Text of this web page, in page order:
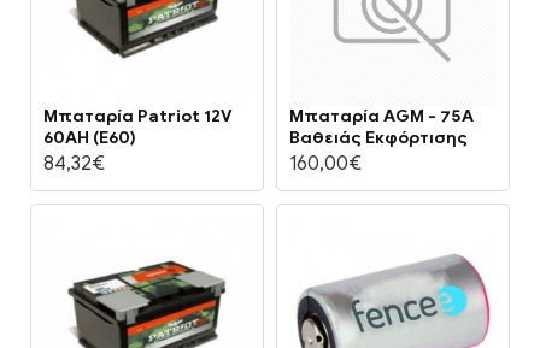
Μπαταρία Patriot 12V
60AH (E60)
84,32€
Μπαταρία AGM - 75A
Βαθειάς Εκφόρτισης
160,00€